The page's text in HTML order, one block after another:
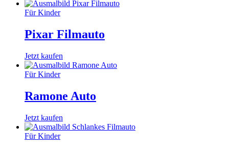
Für Kinder
Pixar Filmauto
Jetzt kaufen
Für Kinder
Ramone Auto
Jetzt kaufen
Für Kinder